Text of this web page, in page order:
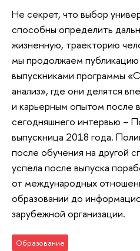
Не секрет, что выбор
способны определить
жизненную, траекторию
мы продолжаем
выпускниками программы
анализ», где они делятся
и карьерным опытом после
сегодняшнего интервью –
выпускница 2018 года.
после обучения на другой
успела после выпуска
от международных
образовании до
зарубежной организации.
Образование